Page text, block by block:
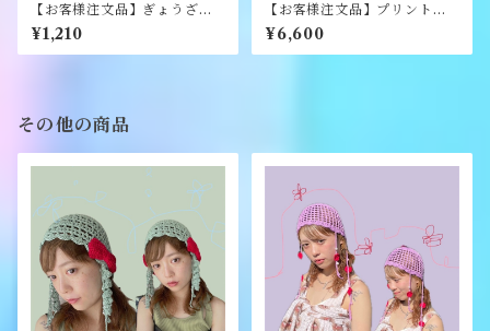
【お客様注文品】ぎょうざア
クリルキーホルダー《むく
り》
¥1,210
【お客様注文品】プリントロ
ンT/Lサイズ/ライトブルー
《むくり》
¥6,600
その他の商品